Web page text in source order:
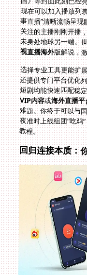
未身处地球另一端。
视直播海外版解说，
选择专业工具更能扩
短剧均能快速匹配稳
VIP内容或海外直播
教程。
回归连接本质：